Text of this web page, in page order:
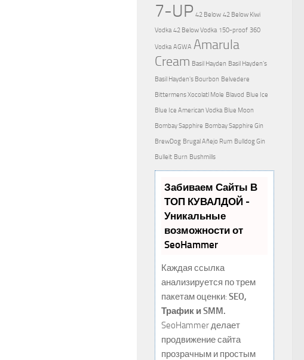
7-UP 42 Below 42 Below Kiwi
Vodka 42 Below Vodka 150-proof 360
Vodka AGWA Amarula
Cream Basil Hayden Basil Hayden's
Basil Hayden's Bourbon Belvedere
Bittermens Xocolatl Mole Blavod Blue Ice
Blue Ice American Vodka Blue Moon
Bombay Sapphire Bombay Sapphire Gin
BrewDog Brugal Añejo Rum Bulldog Gin
Bulleit Burn Bushmills
Забиваем Сайты В
ТОП КУВАЛДОЙ -
Уникальные
возможности от
SeoHammer
Каждая ссылка
анализируется по трем
пакетам оценки: SEO,
Трафик и SMM.
SeoHammer делает
продвижение сайта
прозрачным и простым